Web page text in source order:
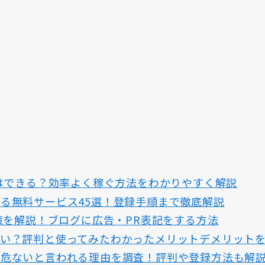
きる？効率よく稼ぐ方法をわかりやすく解説
無料サービス45選！登録手順まで徹底解説
解説！ブログに広告・PR表記をする方法
？評判と使ってみたわかったメリットデメリット
ないと言われる理由を調査！評判や登録方法も解